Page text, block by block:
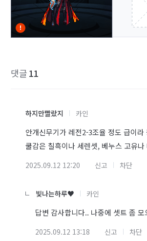
댓글11
하지만빨랐지 카인
안개신무기가 레전2-3조율 정도 급이
쿨감은 칠흑이나 세렌셋, 베누스 고유
2025.09.12 12:20 신고 차단
빛나는하루♥ 카인
답변 감사합니다.. 나중에 셋트 좀
2025.09.12 13:18 신고 차단